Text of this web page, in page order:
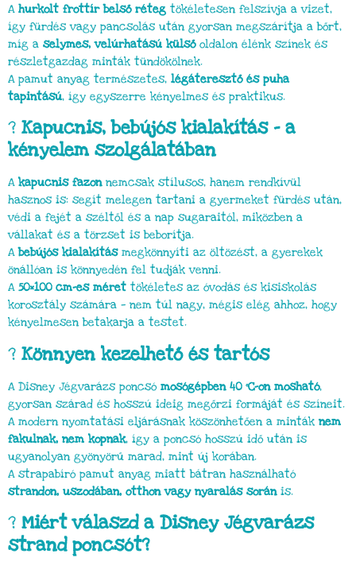
A hurkolt frottír belső réteg tökéletesen felszívja a vizet,
így fürdés vagy pancsolás után gyorsan megszárítja a bőrt,
míg a selymes, velúrhatású külsőoldalon élénk színek és
részletgazdag minták tündökölnek.
A pamut anyag természetes, légáteresztő és puha
tapintású, így egyszerre kényelmes és praktikus.
? Kapucnis, bebújós kialakítás – a
kényelem szolgálatában
A kapucnis fazonnemcsak stílusos, hanem rendkívül
hasznos is: segít melegen tartani a gyermeket fürdés után,
védi a fejét a széltől és a nap sugaraitól, miközben a
vállakat és a törzset is beborítja.
Abebújós kialakításmegkönnyíti az öltözést, a gyerekek
önállóan is könnyedén fel tudják venni.
A 50×100 cm-es méret tökéletes az óvodás és kisiskolás
korosztály számára — nem túl nagy, mégis elég ahhoz, hogy
kényelmesen betakarja a testet.
? Könnyen kezelhető és tartós
A Disney Jégvarázs poncsó mosógépben 40 °C-on mosható,
gyorsan szárad és hosszú ideig megőrzi formáját és színeit.
A modern nyomtatási eljárásnak köszönhetően a minták nem
fakulnak, nem kopnak, így a poncsó hosszú idő után is
ugyanolyan gyönyörű marad, mint új korában.
A strapabíró pamut anyag miatt bátran használható
strandon, uszodában, otthon vagy nyaralás soránis.
? Miért válaszd a Disney Jégvarázs
strand poncsót?